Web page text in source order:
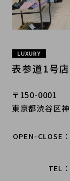
LUXURY
表参道1号店
〒150-0001
東京都渋谷区
OPEN-CLOSE
TEL